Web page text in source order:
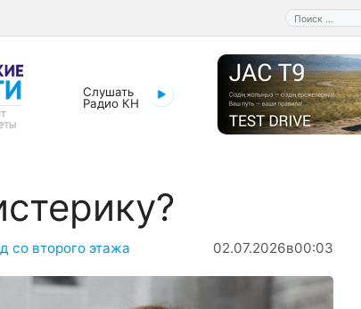
Поиск:
Слушать
Радио КН
со второго этажа 02.07.2026в00:03